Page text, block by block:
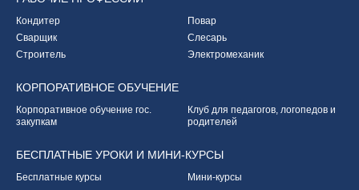
Кондитер
Повар
Сварщик
Слесарь
Строитель
Электромеханик
КОРПОРАТИВНОЕ ОБУЧЕНИЕ
Корпоративное обучение гос.
закупкам
Клуб для педагогов, логопедов и
родителей
БЕСПЛАТНЫЕ УРОКИ И МИНИ-КУРСЫ
Бесплатные курсы Мини-курсы